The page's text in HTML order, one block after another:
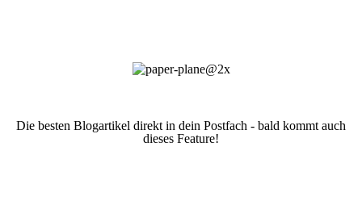
Die besten Blogartikel direkt in dein Postfach - bald kommt auch
dieses Feature!